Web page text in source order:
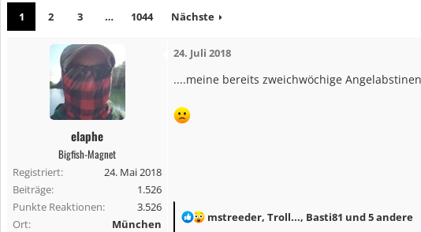
1 2 3 … 1044 Nächste
elaphe
Bigfish-Magnet
Registriert
24. Mai 2018
Beiträge
1.526
Punkte Reaktionen
3.526
Ort
München
24. Juli 2018
....meine bereits zweichwöchige
R
mstreeder, Troll..., Basti81 und 5 andere